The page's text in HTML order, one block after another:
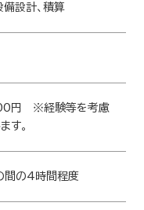
備設計、積算
円 ※経験等を考慮
す。
の4時間程度